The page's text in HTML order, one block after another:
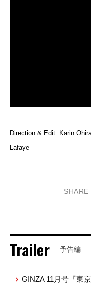
Direction & Edit: Karin
Lafaye
SHARE
Trailer 予告編
GINZA 11月号『東